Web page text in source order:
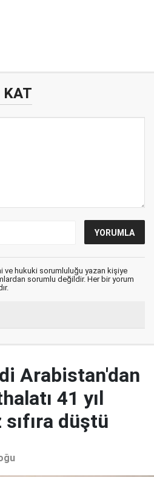
KAT
ve hukuki sorumluluğu yazan kişiye
sorumlu değildir. Her bir yorum
Arabistan'dan
41 yıl
düştü